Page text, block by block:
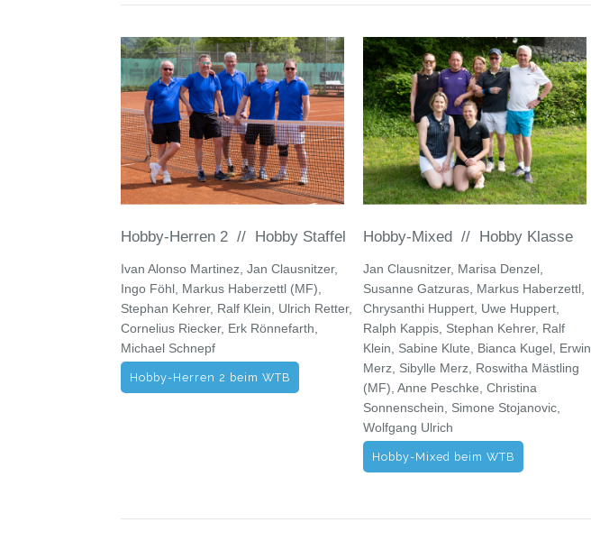
Hobby-Herren 2 // Hobby Staffel
Ivan Alonso Martinez, Jan Clausnitzer,
Ingo Föhl, Markus Haberzettl (MF),
Stephan Kehrer, Ralf Klein, Ulrich Retter,
Cornelius Riecker, Erk Rönnefarth,
Michael Schnepf
Hobby-Herren 2 beim WTB
Hobby-Mixed // Hobby Klasse
Jan Clausnitzer, Marisa Denzel,
Susanne Gatzuras, Markus Haberzettl,
Chrysanthi Huppert, Uwe Huppert,
Ralph Kappis, Stephan Kehrer, Ralf
Klein, Sabine Klute, Bianca Kugel, Erwin
Merz, Sibylle Merz, Roswitha Mästling
(MF), Anne Peschke, Christina
Sonnenschein, Simone Stojanovic,
Wolfgang Ulrich
Hobby-Mixed beim WTB